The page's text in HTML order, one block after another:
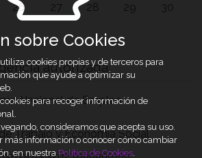
26 27 28 29
30
autorizada
Nacional de Empleo
Trabajo y Economía Social
de Colocación nº 0100000100
sobre Cookies
cookies propias y de terceros para
que ayude a optimizar su
para recoger información de
consideramos que acepta su uso.
más información o conocer cómo cambiar
en nuestraPolítica de Cookies.